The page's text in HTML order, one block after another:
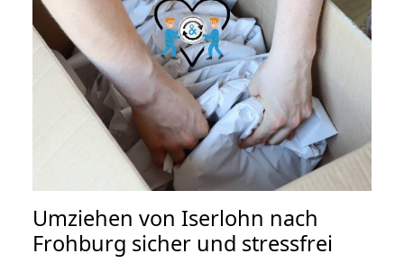
Umziehen von Iserlohn nach
Frohburg sicher und stressfrei